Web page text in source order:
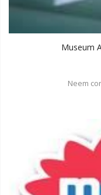
Museum
Neem